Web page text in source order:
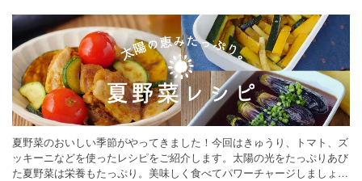
夏野菜のおいしい季節がやってきました！今回はきゅうり、トマト、ズ
ッキーニなどを使ったレシピをご紹介します。太陽の光をたっぷりあび
た夏野菜は栄養もたっぷり。美味しく食べてパワーチャージしましょう